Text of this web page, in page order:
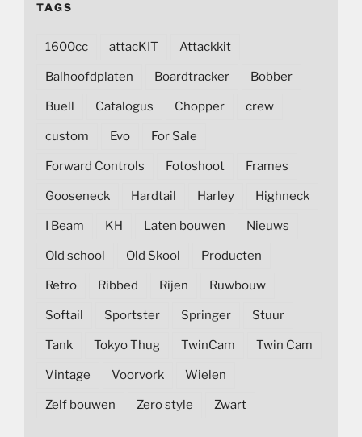
TAGS
1600cc attacKIT Attackkit
Balhoofdplaten Boardtracker Bobber
Buell Catalogus Chopper crew
custom Evo For Sale
Forward Controls Fotoshoot Frames
Gooseneck Hardtail Harley Highneck
I Beam KH Laten bouwen Nieuws
Old school Old Skool Producten
Retro Ribbed Rijen Ruwbouw
Softail Sportster Springer Stuur
Tank Tokyo Thug TwinCam Twin Cam
Vintage Voorvork Wielen
Zelf bouwen Zero style Zwart